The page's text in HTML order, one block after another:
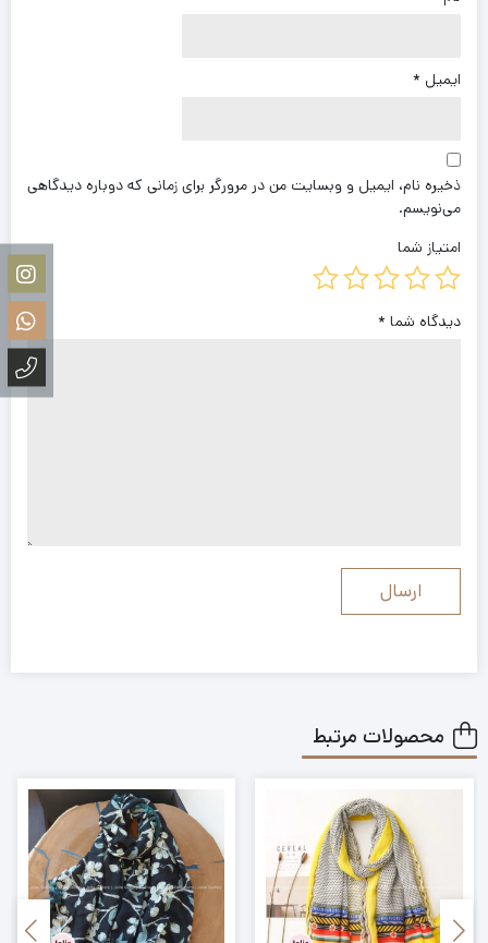
ایمیل *
ذخیره نام، ایمیل و وبسایت من در مرورگر برای زمانی که دوباره دیدگاهی
می‌نویسم.
امتیاز شما
دیدگاه شما *
محصولات مرتبط